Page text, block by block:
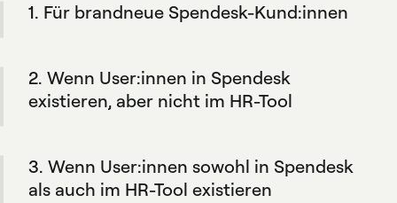
1. Für brandneue Spendesk-Kund:innen
automatisch Spendesk-Profile für Ihr Team,
basierend auf den in Ihrem HR-Tool
2. Wenn User:innen in Spendesk
existieren, aber nicht im HR-Tool
Weise bleibt Ihr HR-Tool die primäre
Datenquelle. Und Sie haben die Flexibilität,
3. Wenn User:innen sowohl in Spendesk
als auch im HR-Tool existieren